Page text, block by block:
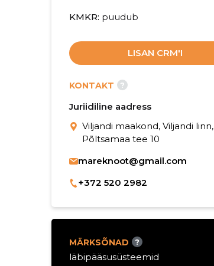
KMKR puudub
LISAN CRM'I
KONTAKT ?
Juriidiline aadress
Viljandi maakond, Viljandi linn,
Põltsamaa tee 10
mareknoot@gmail.com
+372 520 2982
MÄRKSÕNAD ?
läbipääsusüsteemid